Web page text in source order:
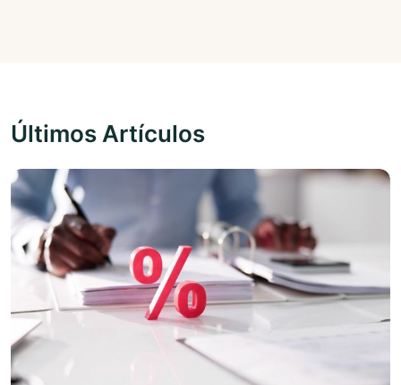
Últimos Artículos